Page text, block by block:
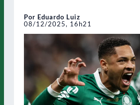
Por Eduardo Luiz
08/12/2025, 16h21